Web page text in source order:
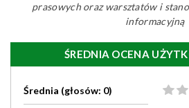
prasowych oraz warsztatów i
informacyjną
ŚREDNIA OCENA
Średnia (głosów: 0)